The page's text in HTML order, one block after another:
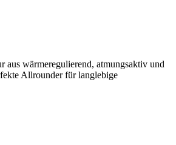
aus wärmeregulierend, atmungsaktiv und
Allrounder für langlebige